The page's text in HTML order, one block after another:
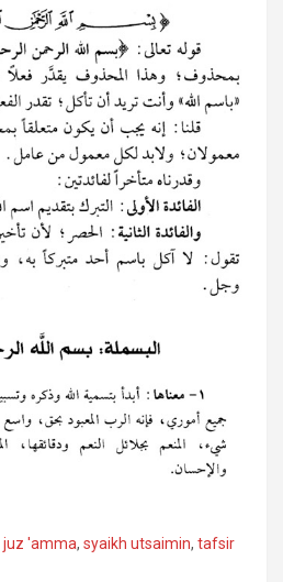
juz 'amma, syaikh utsaimin, tafsir